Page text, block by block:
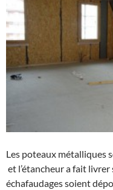
Les poteaux métalliques
et l’étancheur a fait
échafaudages soient